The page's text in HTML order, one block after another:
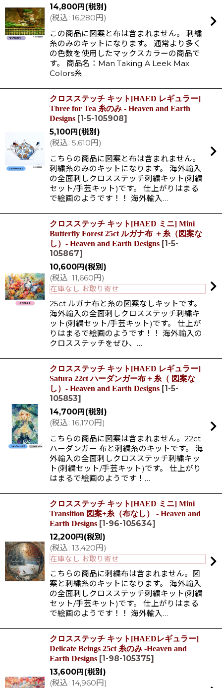
14,800円 (税別)
(税込: 16,280円 )
この商品に図案と布は含まれません。 刺繡
糸のみのキットになります。 通常より多く
の色数を使用したマックスカラーの商品で
す。 商品名：Man Taking A Leek Max
Colors糸…
クロスステッチ キット[HAED レギュラー]
Three for Tea 糸のみ - Heaven and Earth
Designs [1-5-105908]
5,100円 (税別)
(税込: 5,610円 )
こちらの商品に図案と布は含まれません。
刺繍糸のみのキットになります。 海外輸入
の全面刺しクロスステッチ刺繍キット(刺繍
セット/手芸キット)です。 仕上がりはまる
で絵画のようです！！ 海外輸入…
クロスステッチ キット[HAED ミニ] Mini
Butterfly Forest 25ct ルガナ布 ＋糸（図案な
し）- Heaven and Earth Designs [1-5-
105867]
10,600円 (税別)
(税込: 11,660円 )
在庫なし お取り寄せ
25ct ルガナ布と糸の図案なしキットです。
海外輸入の全面刺しクロスステッチ刺繍キ
ット(刺繍セット/手芸キット)です。 仕上が
りはまるで絵画のようです！！ 海外輸入の
クロスステッチをぜひ、…
クロスステッチ キット[HAED レギュラー]
Satura 22ct ハーダンガー布＋糸（ 図案な
し）- Heaven and Earth Designs [1-5-
105853]
14,700円 (税別)
(税込: 16,170円 )
こちらの商品に図案は含まれません。22ct
ハーダンガー 布と刺繍糸のキットです。 海
外輸入の全面刺しクロスステッチ刺繍キッ
ト(刺繍セット/手芸キット)です。 仕上がり
はまるで絵画のようです！…
クロスステッチ キット[HAED ミニ] Mini
Transition 図案+糸（布なし） - Heaven and
Earth Designs [1-96-105634]
12,200円 (税別)
(税込: 13,420円 )
在庫なし お取り寄せ
こちらの商品に刺繍布は含まれません。図
案と刺繍糸のキットになります。 海外輸入
の全面刺しクロスステッチ刺繍キット(刺繍
セット/手芸キット)です。 仕上がりはまる
で絵画のようです！！ 海外輸入…
クロスステッチ キット[HAEDレギュラー]
Delicate Beings 25ct 糸のみ -Heaven and
Earth Designs [1-98-105375]
13,600円 (税別)
(税込: 14,960円 )